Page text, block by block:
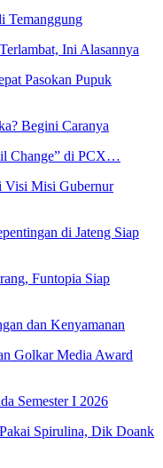
Temanggung
Ini Alasannya
Pasokan Pupuk
Begini Caranya
Change” di PCX…
Visi Misi Gubernur
di Jateng Siap
Funtopia Siap
dan Kenyamanan
Golkar Media Award
Semester I 2026
Spirulina, Dik Doank